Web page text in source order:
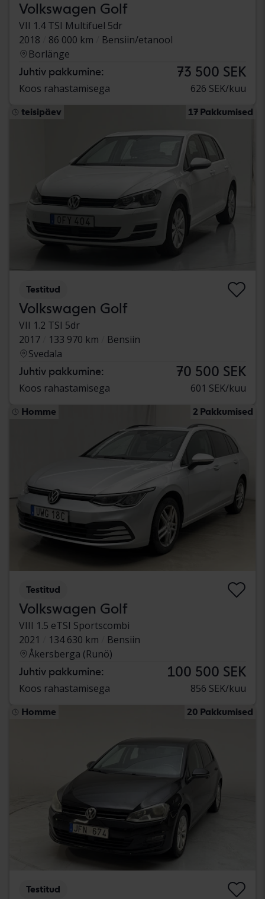
Volkswagen Golf
VII 1.4 TSI Multifuel 5dr
2018
86 000 km
Bensiin/etanool
Borlänge
Juhtiv pakkumine: 73 500 SEK
Koos rahastamisega 626 SEK/kuu
teisipäev 17 Pakkumised
Testitud
Volkswagen Golf
VII 1.2 TSI 5dr
2017
133 970 km
Bensiin
Svedala
Juhtiv pakkumine: 70 500 SEK
Koos rahastamisega 601 SEK/kuu
Homme 2 Pakkumised
Testitud
Volkswagen Golf
VIII 1.5 eTSI Sportscombi
2021
134 630 km
Bensiin
Åkersberga (Runö)
Juhtiv pakkumine: 100 500 SEK
Koos rahastamisega 856 SEK/kuu
Homme 20 Pakkumised
Testitud